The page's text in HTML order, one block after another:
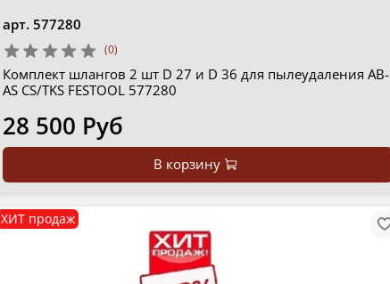
арт. 577280
(0)
Комплект шлангов 2 шт D 27 и D 36 для пылеудаления AB-
AS CS/TKS FESTOOL 577280
28 500 Руб
В корзину
ХИТ продаж